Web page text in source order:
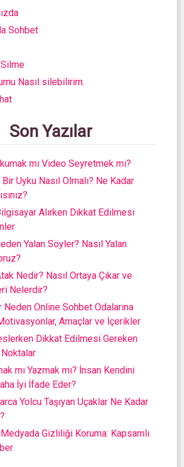
Sohbet
Nasıl silebilirim.
Son Yazılar
mı Video Seyretmek mi?
Bir Uyku Nasıl Olmalı? Ne Kadar
Alırken Dikkat Edilmesi
Yalan Söyler? Nasıl Yalan
Nedir? Nasıl Ortaya Çıkar ve
Nelerdir?
Neden Online Sohbet Odalarına
Amaçlar ve İçerikler
Dikkat Edilmesi Gereken
mı Yazmak mı? İnsan Kendini
İyi İfade Eder?
Yolcu Taşıyan Uçaklar Ne Kadar
Gizliliği Koruma: Kapsamlı